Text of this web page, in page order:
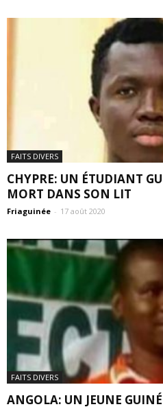
FAITS DIVERS
CHYPRE: UN ÉTUDIANT
MORT DANS SON LIT
Friaguinée - 17 août 2020
FAITS DIVERS
ANGOLA: UN JEUNE